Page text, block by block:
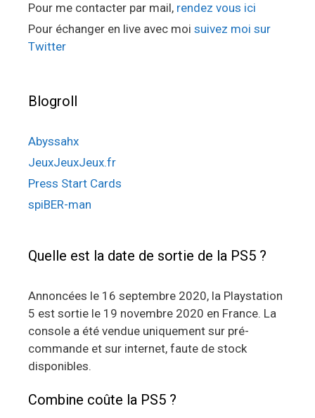
Pour me contacter par mail, rendez vous ici
Pour échanger en live avec moi suivez moi sur
Twitter
Blogroll
Abyssahx
JeuxJeuxJeux.fr
Press Start Cards
spiBER-man
Quelle est la date de sortie de la PS5 ?
Annoncées le 16 septembre 2020, la Playstation
5 est sortie le 19 novembre 2020 en France. La
console a été vendue uniquement sur pré-
commande et sur internet, faute de stock
disponibles.
Combine coûte la PS5 ?